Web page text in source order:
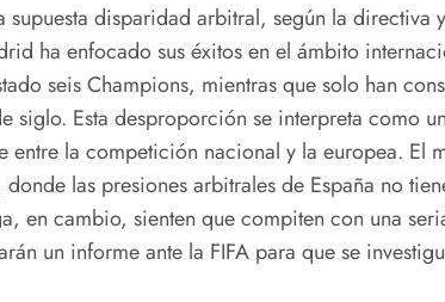
supuesta disparidad arbitral, según la directiva
ha enfocado sus éxitos en el ámbito
seis Champions, mientras que solo han
siglo. Esta desproporción se interpreta como
entre la competición nacional y la europea. El
las presiones arbitrales de España no
en cambio, sienten que compiten con una
un informe ante la FIFA para que se